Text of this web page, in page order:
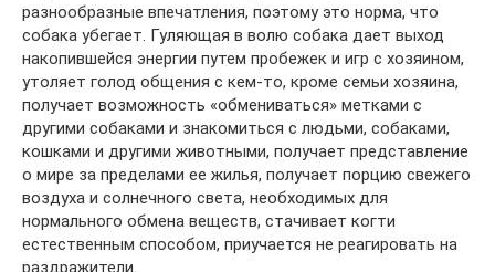
разнообразные впечатления, поэтому это норма, что
собака убегает. Гуляющая в волю собака дает выход
накопившейся энергии путем пробежек и игр с хозяином,
утоляет голод общения с кем-то, кроме семьи хозяина,
получает возможность «обмениваться» метками с
другими собаками и знакомиться с людьми, собаками,
кошками и другими животными, получает представление
о мире за пределами ее жилья, получает порцию свежего
воздуха и солнечного света, необходимых для
нормального обмена веществ, стачивает когти
естественным способом, приучается не реагировать на
раздражители.